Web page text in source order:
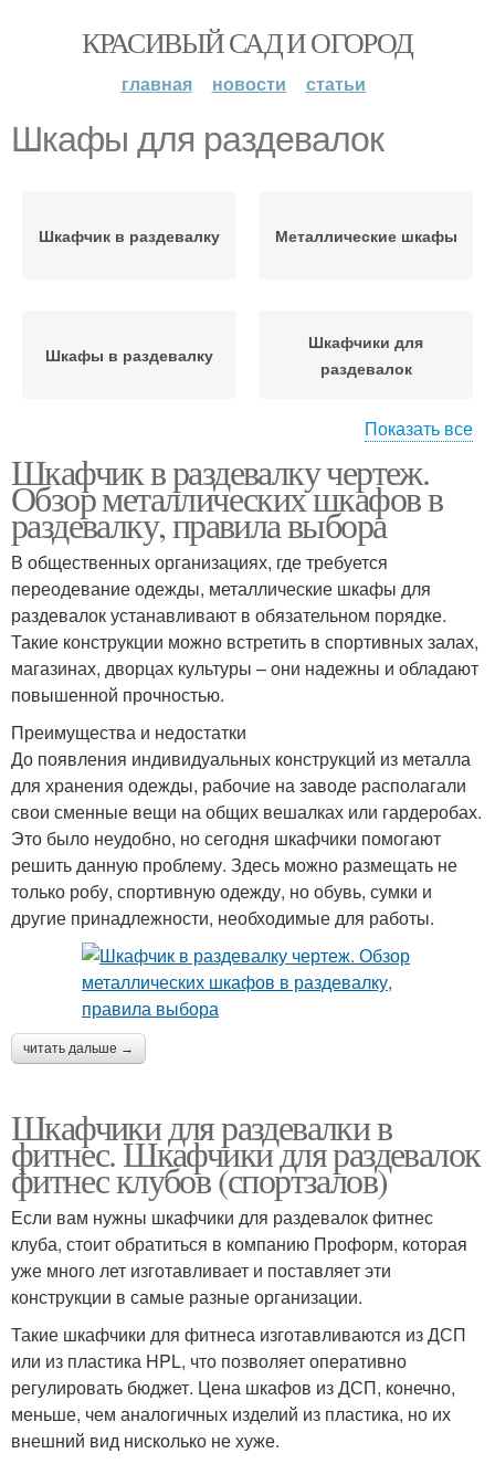
КРАСИВЫЙ САД И ОГОРОД
главная новости статьи
Шкафы для раздевалок
Шкафчик в раздевалку Металлические шкафы
Шкафы в раздевалку
Шкафчики для
раздевалок
Мебель для раздевалок Шкаф для раздевалки
Шкафчики для
раздевалки
Показать все
Шкафчик в раздевалку чертеж.
Обзор металлических шкафов в
раздевалку, правила выбора
В общественных организациях, где требуется
переодевание одежды, металлические шкафы для
раздевалок устанавливают в обязательном порядке.
Такие конструкции можно встретить в спортивных залах,
магазинах, дворцах культуры – они надежны и обладают
повышенной прочностью.
Преимущества и недостатки
До появления индивидуальных конструкций из металла
для хранения одежды, рабочие на заводе располагали
свои сменные вещи на общих вешалках или гардеробах.
Это было неудобно, но сегодня шкафчики помогают
решить данную проблему. Здесь можно размещать не
только робу, спортивную одежду, но обувь, сумки и
другие принадлежности, необходимые для работы.
читать дальше →
Шкафчики для раздевалки в
фитнес. Шкафчики для раздевалок
фитнес клубов (спортзалов)
Если вам нужны шкафчики для раздевалок фитнес
клуба, стоит обратиться в компанию Проформ, которая
уже много лет изготавливает и поставляет эти
конструкции в самые разные организации.
Такие шкафчики для фитнеса изготавливаются из ДСП
или из пластика HPL, что позволяет оперативно
регулировать бюджет. Цена шкафов из ДСП, конечно,
меньше, чем аналогичных изделий из пластика, но их
внешний вид нисколько не хуже.